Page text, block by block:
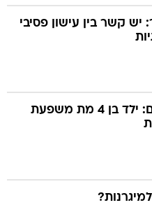
יש קשר בין עישון פסיבי
ויאטנם: ילד בן 4 מת משפעת